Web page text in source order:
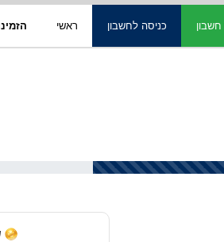
חשבון כניסה לחשבון ראשי